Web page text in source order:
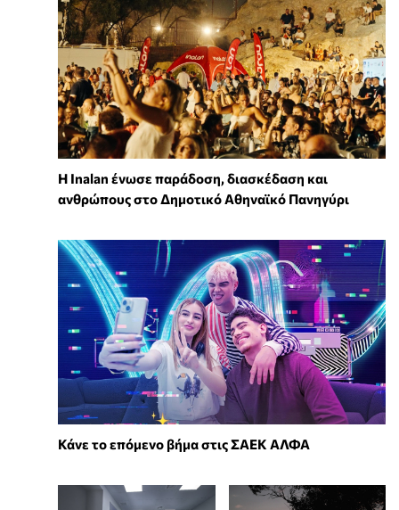
Η Inalan ένωσε παράδοση, διασκέδαση και
ανθρώπους στο Δημοτικό Αθηναϊκό Πανηγύρι
Κάνε το επόμενο βήμα στις ΣΑΕΚ ΑΛΦΑ